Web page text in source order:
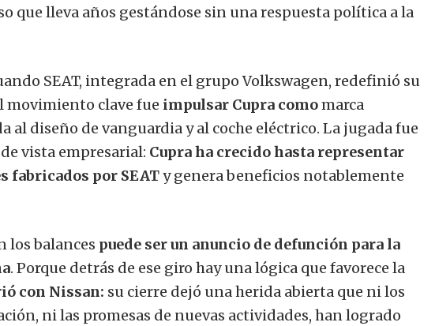
que lleva años gestándose sin una respuesta política a la
SEAT, integrada en el grupo Volkswagen, redefinió su
movimiento clave fue impulsar Cupra comomarca
diseño de vanguardia y al coche eléctrico. La jugada fue
vista empresarial: Cupra ha crecido hasta representar
fabricados por SEATy genera beneficios notablemente
los balances puede ser un anuncio de defunción para la
. Porque detrás de ese giro hay una lógica que favorece la
con Nissan: su cierre dejó una herida abierta que ni los
ni las promesas de nuevas actividades, han logrado